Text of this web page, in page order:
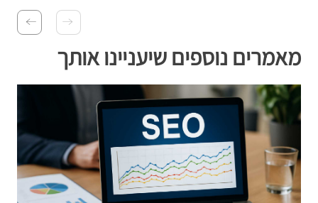
מאמרים נוספים שיעניינו אותך